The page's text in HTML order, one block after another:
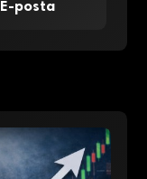
E-posta